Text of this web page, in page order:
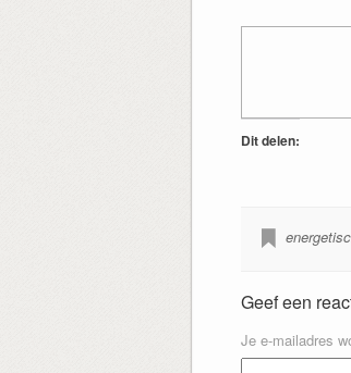
Dit delen:
Geef een
Je e-mailadres